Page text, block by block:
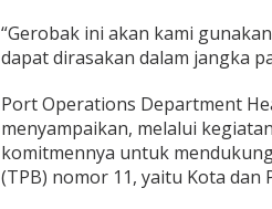
U
n
t
G
e
r
o
“Gerobak ini akan kami
dapat dirasakan dalam jangka
Port Operations Department
menyampaikan, melalui
komitmennya untuk
(TPB) nomor 11, yaitu Kota